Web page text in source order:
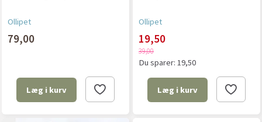
Ollipet
79,00
Læg i kurv
Ollipet
19,50
39,00
Du sparer: 19,50
Læg i kurv